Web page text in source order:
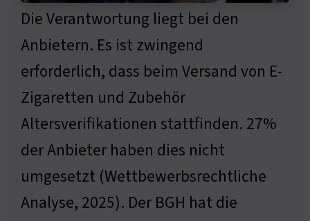
Die Verantwortung liegt bei den
Anbietern. Es ist zwingend
erforderlich, dass beim Versand von E-
Zigaretten und Zubehör
Altersverifikationen stattfinden. 27%
der Anbieter haben dies nicht
umgesetzt (Wettbewerbsrechtliche
Analyse, 2025). Der BGH hat die